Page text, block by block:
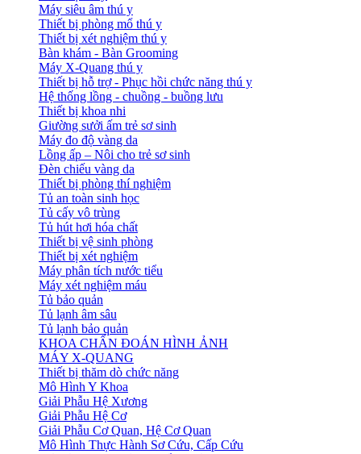
Máy siêu âm thú y
Thiết bị phòng mổ thú y
Thiết bị xét nghiệm thú y
Bàn khám - Bàn Grooming
Máy X-Quang thú y
Thiết bị hỗ trợ - Phục hồi chức năng thú y
Hệ thống lồng - chuồng - buồng lưu
Thiết bị khoa nhi
Giường sưởi ấm trẻ sơ sinh
Máy đo độ vàng da
Lồng ấp – Nôi cho trẻ sơ sinh
Đèn chiếu vàng da
Thiết bị phòng thí nghiệm
Tủ an toàn sinh học
Tủ cấy vô trùng
Tủ hút hơi hóa chất
Thiết bị vệ sinh phòng
Thiết bị xét nghiệm
Máy phân tích nước tiểu
Máy xét nghiệm máu
Tủ bảo quản
Tủ lạnh âm sâu
Tủ lạnh bảo quản
KHOA CHẨN ĐOÁN HÌNH ẢNH
MÁY X-QUANG
Thiết bị thăm dò chức năng
Mô Hình Y Khoa
Giải Phẫu Hệ Xương
Giải Phẫu Hệ Cơ
Giải Phẫu Cơ Quan, Hệ Cơ Quan
Mô Hình Thực Hành Sơ Cứu, Cấp Cứu